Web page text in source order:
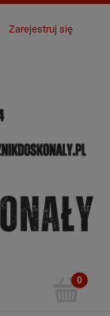
Zarejestruj się